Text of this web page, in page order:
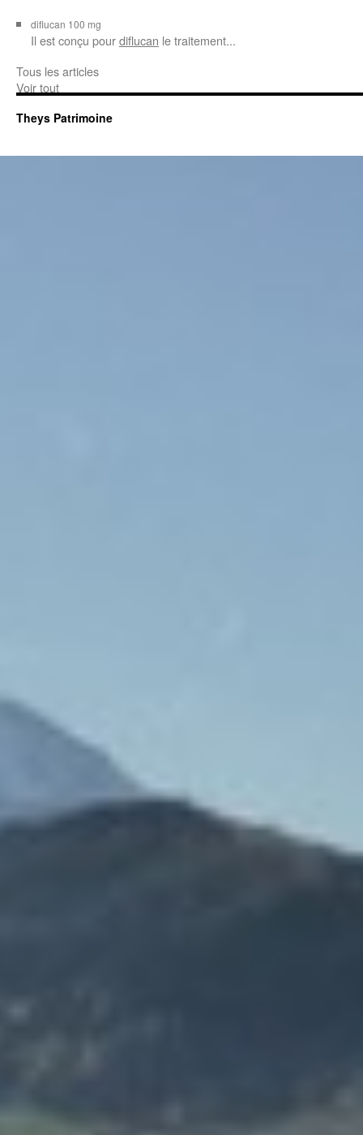
diflucan 100 mg
Il est conçu pourdiflucan le traitement...
Tous les articles
Voir tout
Theys Patrimoine